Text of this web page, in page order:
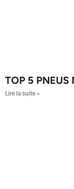
TOP 5 PNEUS
Lire la suite »